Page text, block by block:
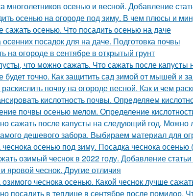
многолетников осенью и весной. Добавление
осенью на огороде под зиму. В чем плюсы и
сажать осенью. Что посадить осенью на даче
посадок для на даче. Подготовка почвы
на огороде в сентябре в открытый грунт
что можно сажать. Что сажать после
точно. Как защитить сад зимой от мышей и
почву на огороде весной. Как и чем
кислотность почвы. Определяем
почвы осенью мелом. Определение
сажать после капусты на следующий год. Можно
дешевого забора. Выбираем материал для
осенью под зиму. Посадка чеснока
озимый чеснок в 2022 году. Добавление
яровой чеснок. Другие отличия
чеснока осенью. Какой чеснок лучше
посадить в теплице в сентябре после помидор.